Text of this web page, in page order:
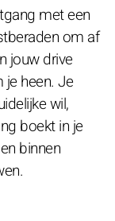
met een
om af
jouw drive
heen. Je
wil,
boekt in je
binnen